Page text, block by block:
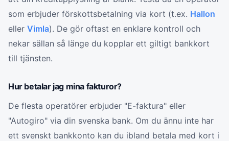
som erbjuder förskottsbetalning via kort (t.ex. Hallon
eller Vimla). De gör oftast en enklare kontroll och
nekar sällan så länge du kopplar ett giltigt bankkort
till tjänsten.
Hur betalar jag mina fakturor?
De flesta operatörer erbjuder "E-faktura" eller
"Autogiro" via din svenska bank. Om du ännu inte har
ett svenskt bankkonto kan du ibland betala med kort i